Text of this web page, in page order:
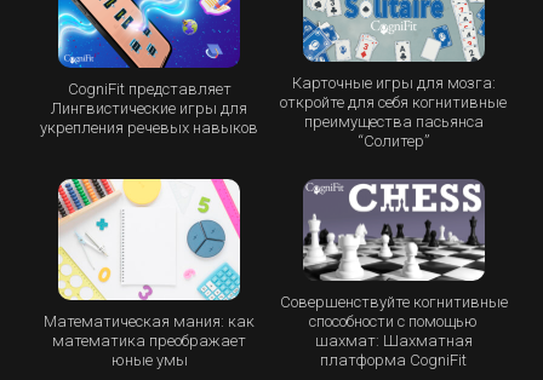
CogniFit представляет
Лингвистические игры для
укрепления речевых навыков
Карточные игры для мозга:
откройте для себя когнитивные
преимущества пасьянса
“Cолитер”
Математическая мания: как
математика преображает
юные умы
Совершенствуйте когнитивные
способности с помощью
шахмат: Шахматная
платформа CogniFit